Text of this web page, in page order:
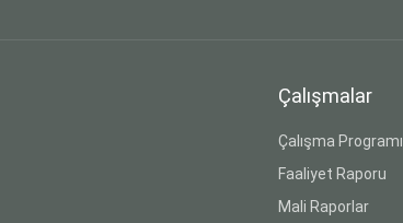
Çalışmalar
Çalışma Programı
Faaliyet Raporu
Mali Raporlar